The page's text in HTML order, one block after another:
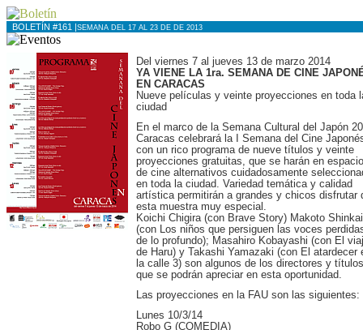
BOLETÍN #161 |SEMANA DEL 17 AL 23 DE DE 2013
Del viernes 7 al jueves 13 de marzo 2014
YA VIENE LA 1ra. SEMANA DE CINE
EN CARACAS
Nueve películas y veinte proyecciones en toda
ciudad
En el marco de la Semana Cultural del Japón
Caracas celebrará la I Semana del Cine
con un rico programa de nueve títulos y veinte
proyecciones gratuitas, que se harán en
de cine alternativos cuidadosamente
en toda la ciudad. Variedad temática y calidad
artística permitirán a grandes y chicos disfrutar
esta muestra muy especial.
Koichi Chigira (con Brave Story) Makoto Shinkai
(con Los niños que persiguen las voces
de lo profundo); Masahiro Kobayashi (con El
de Haru) y Takashi Yamazaki (con El atardecer
la calle 3) son algunos de los directores y títulos
que se podrán apreciar en esta oportunidad.
Las proyecciones en la FAU son las siguientes:
Lunes 10/3/14
Robo G (COMEDIA)